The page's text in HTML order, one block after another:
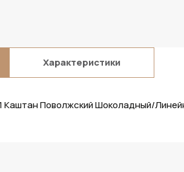
Характеристики
Каштан Поволжский Шоколадный/